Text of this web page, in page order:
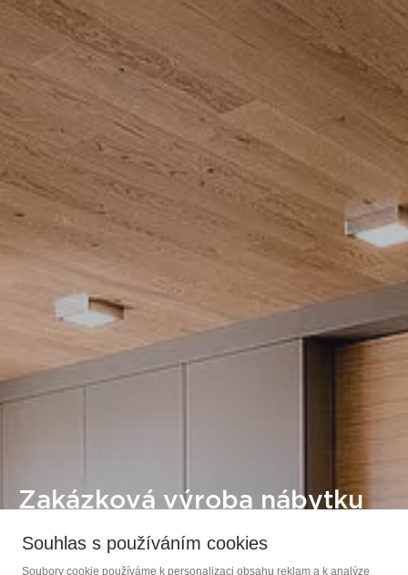
Souhlas s používáním cookies
Soubory cookie používáme k personalizaci obsahu reklam a k analýze
Zakázková výroba nábytku
KOUPELNOVÝ NÁBYTEK